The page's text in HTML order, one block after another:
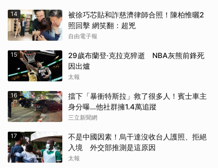
14
被徐巧芯貼和詐慈濟律師合照！陳柏惟曬2
照回擊 網笑翻：超兇
自由電子報
15
29歲布蘭登·克拉克猝逝 NBA灰熊前鋒死
因出爐
太報
16
擋下「暴衝特斯拉」救了很多人！賓士車主
身分曝…他社群擁1.4萬追蹤
三立新聞網
17
不是中國因素！烏干達沒收台人護照、拒絕
入境 外交部推測是這原因
太報